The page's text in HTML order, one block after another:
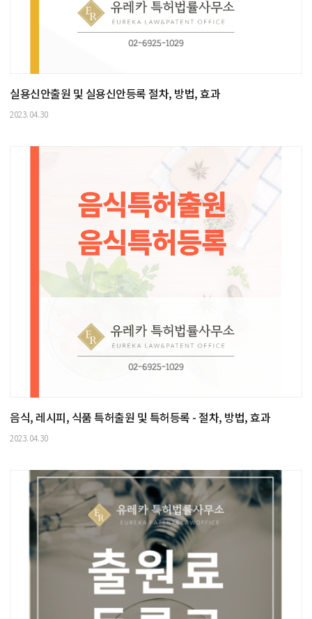
실용신안출원 및 실용신안등록 절차, 방법, 효과
2023.04.30
음식, 레시피, 식품 특허출원 및 특허등록 - 절차, 방법, 효과
2023.04.30